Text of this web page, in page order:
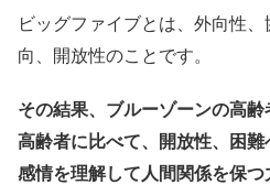
ビッグファイブとは、外向性
向、開放性のことです。
その結果、ブルーゾーンの高
高齢者に比べて、開放性、困
感情を理解して人間関係を保